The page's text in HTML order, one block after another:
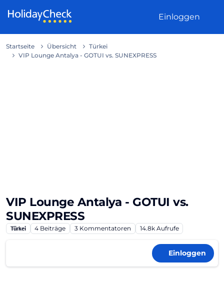
Einloggen
Startseite Übersicht
Türkei
VIP Lounge Antalya - GOTUI vs. SUNEXPRESS
VIP Lounge Antalya - GOTUI vs.
SUNEXPRESS
Türkei 4 Beiträge 3 Kommentatoren 14.8k Aufrufe
Einloggen